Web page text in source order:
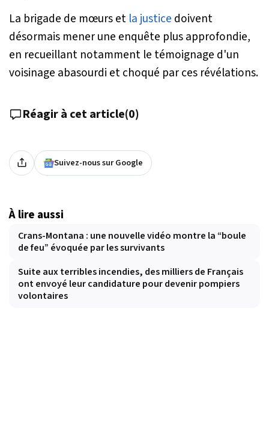
La brigade de mœurs et la justice doivent
désormais mener une enquête plus approfondie,
en recueillant notamment le témoignage d'un
voisinage abasourdi et choqué par ces révélations.
Réagir à cet article(0)
Suivez-nous sur Google
À lire aussi
Crans-Montana : une nouvelle vidéo montre la “boule
de feu” évoquée par les survivants
Suite aux terribles incendies, des milliers de Français
ont envoyé leur candidature pour devenir pompiers
volontaires